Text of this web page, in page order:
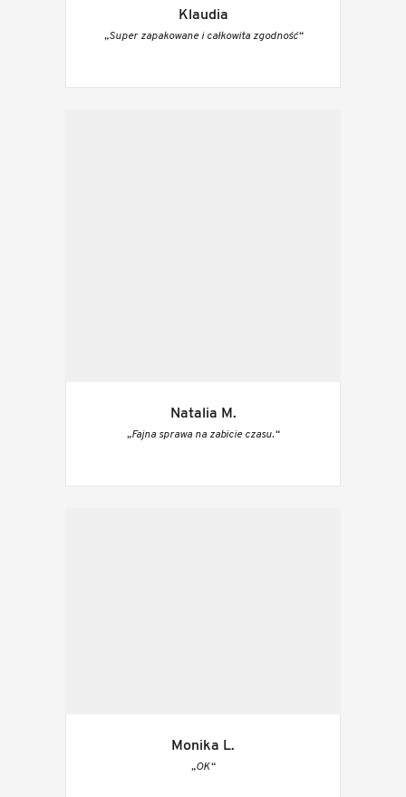
Klaudia
„Super zapakowane i całkowita zgodność“
Natalia M.
„Fajna sprawa na zabicie czasu.“
Monika L.
„OK“